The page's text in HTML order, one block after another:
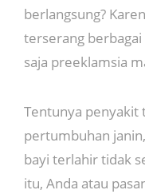
berlangsung?
terserang
saja preeklamsia
Tentunya penyakit
pertumbuhan
bayi terlahir tidak
itu, Anda atau